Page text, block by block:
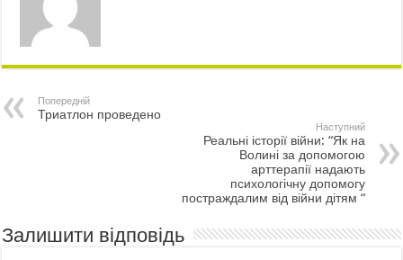
Попередній
Триатлон проведено
Наступний
Реальні історії війни: “Як на
Волині за допомогою
арттерапії надають
психологічну допомогу
постраждалим від війни дітям “
Залишити відповідь